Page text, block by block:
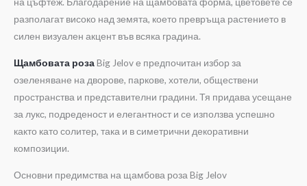
разполагат високо над земята, което превръща растението в
силен визуален акцент във всяка градина.
Щамбовата розаBig Jelov е предпочитан избор за
озеленяване на дворове, паркове, хотели, обществени
пространства и представителни градини. Тя придава усещане
за лукс, подреденост и елегантност и се използва успешно
както като солитер, така и в симетрични декоративни
композиции.
Основни предимства на щамбова роза Big Jelov